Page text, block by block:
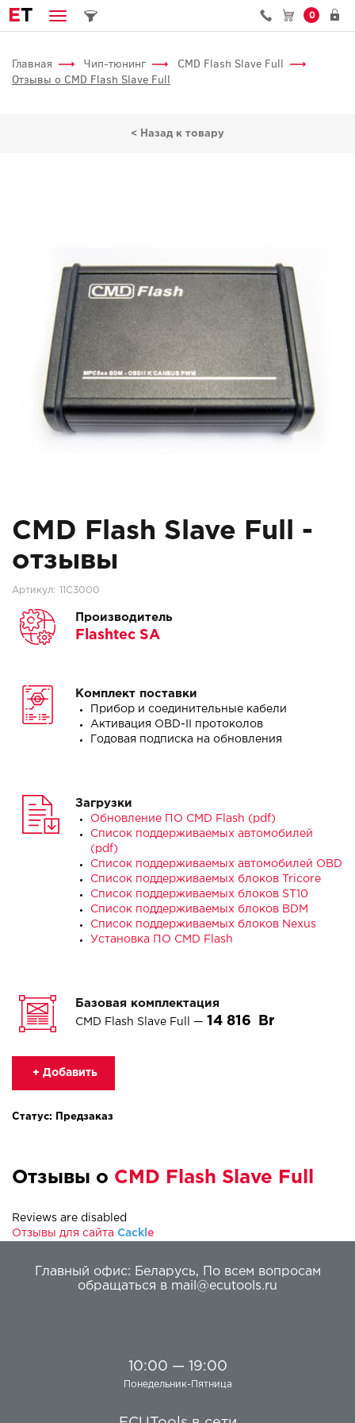
ET 0
Главная Чип-тюнинг
CMD Flash Slave Full
Отзывы о CMD Flash Slave Full
< Назад к товару
CMD Flash Slave Full -
отзывы
Артикул: 11C3000
Производитель
Flashtec SA
Комплект поставки
Прибор и соединительные кабели
Активация OBD-II протоколов
Годовая подписка на обновления
Загрузки
Обновление ПО CMD Flash (pdf)
Список поддерживаемых автомобилей
(pdf)
Список поддерживаемых автомобилей OBD
Список поддерживаемых блоков Tricore
Список поддерживаемых блоков ST10
Список поддерживаемых блоков BDM
Список поддерживаемых блоков Nexus
Установка ПО CMD Flash
Базовая комплектация
CMD Flash Slave Full — 14 816
+ Добавить
Статус: Предзаказ
Отзывы о CMD Flash Slave Full
Reviews are disabled
Отзывы для сайта Cackl e
Главный офис: Беларусь,
По всем вопросам
обращаться в mail@ecutools.ru
10:00 — 19:00
Понедельник-Пятница